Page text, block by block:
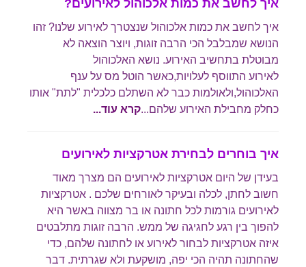
איך לחשב את כמות אלכוהול לאירועים?
איך לחשב את כמות אלכוהול שנצטרך לאירוע שלנו? זהו
הנושא שמבלבל הכי הרבה זוגות, ויוצר הוצאה לא
מבוטלת בתחשיב האירוע. נושא האלכוהול
לאירוע התווסף לעלויות,כאשר הוטל מס על ענף
האלכוהול,ולאולמות כבר לא השתלם כלכלית "לתת" אותו
כחלק מחבילת האירוע שלהם...קרא עוד...
איך בוחרים לבחירת אטרקציות לאירועים
בעידן של היום אטרקציות לאירועים הם מצרך מאוד
חשוב לחתן, לכלה ובעיקר לאורחים שלכם . אטרקציות
לאירועים גורמות לכל חתונה או בר מצווה באשר היא
להפוך בין רגע לחגיגה של ממש. הרבה זוגות מתלבטים
איזה אטרקציות לבחור לאירוע או לחתונה שלהם, כדי
שהחתונה תהיה הכי יפה, מושקעת ולא שגרתית. דבר